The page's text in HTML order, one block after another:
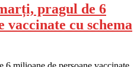
pragul de 6
vaccinate cu schema